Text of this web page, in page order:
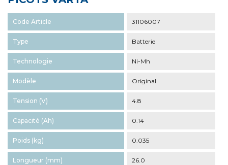
Code Article 31106007
Type Batterie
Technologie Ni-Mh
Modèle Original
Tension (V) 4.8
Capacité (Ah) 0.14
Poids (kg) 0.035
Longueur (mm) 26.0